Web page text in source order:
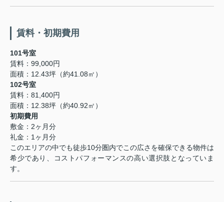
賃料・初期費用
101号室
賃料：99,000円
面積：12.43坪（約41.08㎡）
102号室
賃料：81,400円
面積：12.38坪（約40.92㎡）
初期費用
敷金：2ヶ月分
礼金：1ヶ月分
このエリアの中でも徒歩10分圏内でこの広さを確保できる物件は
希少であり、コストパフォーマンスの高い選択肢となっていま
す。